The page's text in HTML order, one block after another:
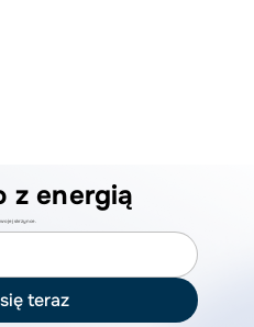
z energią
skrzynce.
teraz